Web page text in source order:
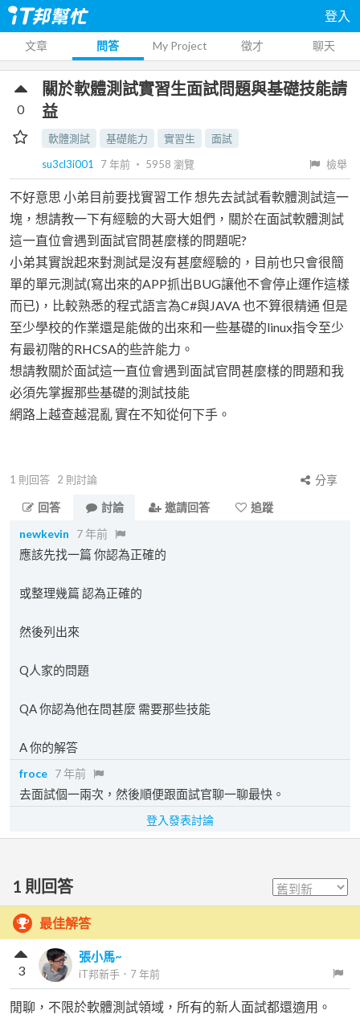
登入
文章 問答 My Project 徵才 聊天
關於軟體測試實習生面試問題與基礎技能請
益
軟體測試 基礎能力 實習生
面試
su3cl3i001
7 年前 ‧ 5958 瀏覽 檢舉
0
不好意思 小弟目前要找實習工作 想先去試試看軟體測試這一
塊，想請教一下有經驗的大哥大姐們，關於在面試軟體測試
這一直位會遇到面試官問甚麼樣的問題呢?
小弟其實說起來對測試是沒有甚麼經驗的，目前也只會很簡
單的單元測試(寫出來的APP抓出BUG讓他不會停止運作這樣
而已)，比較熟悉的程式語言為C#與JAVA 也不算很精通 但是
至少學校的作業還是能做的出來和一些基礎的linux指令至少
有最初階的RHCSA的些許能力。
想請教關於面試這一直位會遇到面試官問甚麼樣的問題和我
必須先掌握那些基礎的測試技能
網路上越查越混亂 實在不知從何下手。
1 則回答 2 則討論
分享
回答
討論 邀請回答
追蹤
newkevin
7 年前
應該先找一篇 你認為正確的
或整理幾篇 認為正確的
然後列出來
Q人家的問題
QA 你認為他在問甚麼 需要那些技能
A 你的解答
froce 7 年前
去面試個一兩次，然後順便跟面試官聊一聊最快。
登入發表討論
1 則回答
最佳解答
張小馬~
iT邦新手 ． 7 年前
3
閒聊，不限於軟體測試領域，所有的新人面試都還適用。